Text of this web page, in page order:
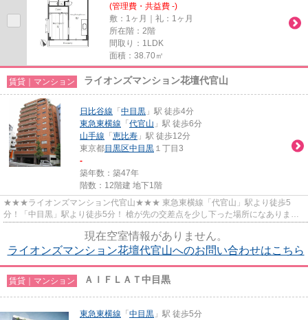
(管理費・共益費 -)
敷：1ヶ月｜礼：1ヶ月
所在階：2階
間取り：1LDK
面積：38.70㎡
賃貸｜マンション ライオンズマンション花壇代官山
日比谷線 「 中目黒 」駅 徒歩4分
東急東横線 「 代官山 」駅 徒歩6分
山手線 「 恵比寿 」駅 徒歩12分
東京都目黒区中目黒 １丁目3
-
築年数：築47年
階数：12階建 地下1階
★★★ライオンズマンション代官山★★★ 東急東横線「代官山」駅より徒歩5
分！「中目黒」駅より徒歩5分！ 槍が先の交差点を少し下った場所になありま
現在空室情報がありません。
ライオンズマンション花壇代官山へのお問い合わせはこちら
賃貸｜マンション ＡＩＦＬＡＴ中目黒
東急東横線 「 中目黒 」駅 徒歩5分